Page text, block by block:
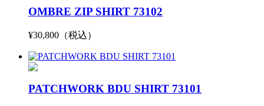
OMBRE ZIP SHIRT 73102
¥30,800（税込）
PATCHWORK BDU SHIRT 73101